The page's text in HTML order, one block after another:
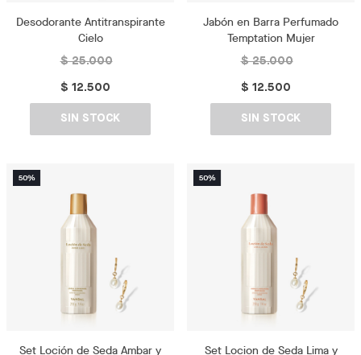
Desodorante Antitranspirante
Cielo
$ 25.000
$ 12.500
SIN STOCK
Jabón en Barra Perfumado
Temptation Mujer
$ 25.000
$ 12.500
SIN STOCK
Set Loción de Seda Ambar y
Set Locion de Seda Lima y